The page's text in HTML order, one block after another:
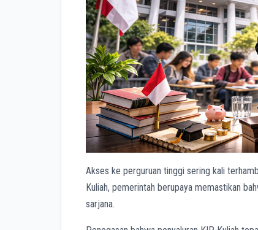
Akses ke perguruan tinggi sering kali
Kuliah, pemerintah berupaya memastikan
sarjana.